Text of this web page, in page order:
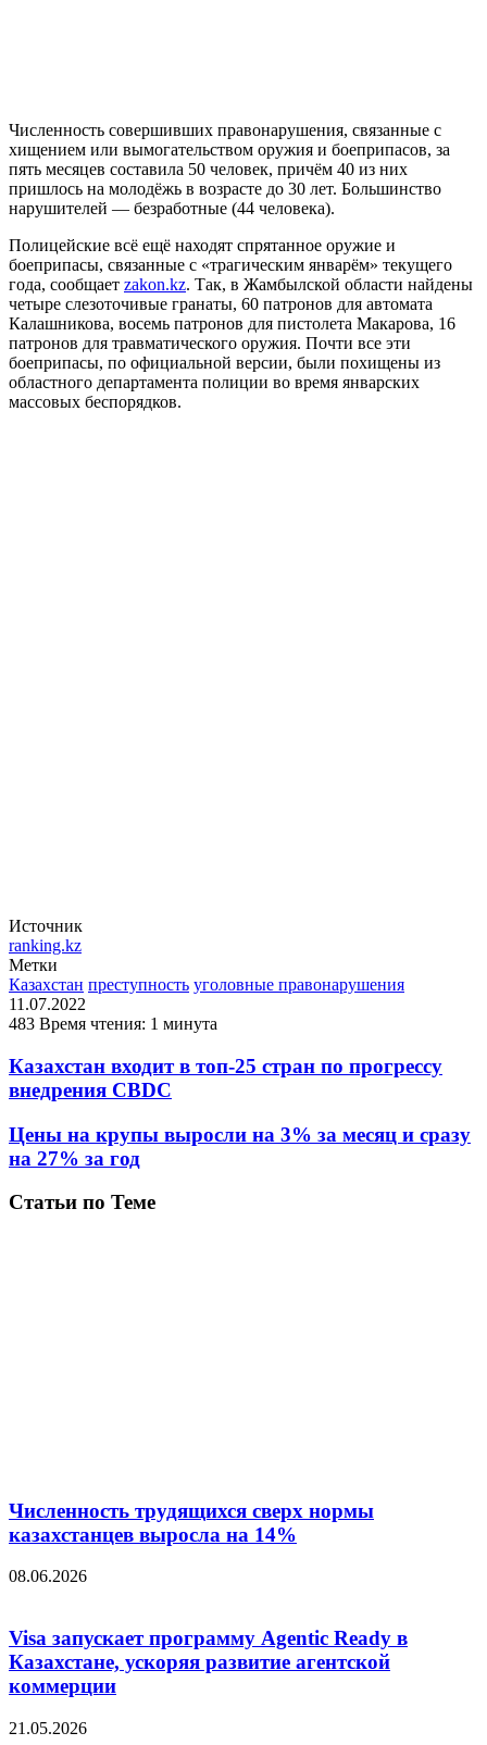
Численность совершивших правонарушения, связанные с
хищением или вымогательством оружия и боеприпасов, за
пять месяцев составила 50 человек, причём 40 из них
пришлось на молодёжь в возрасте до 30 лет. Большинство
нарушителей — безработные (44 человека).
Полицейские всё ещё находят спрятанное оружие и
боеприпасы, связанные с «трагическим январём» текущего
года, сообщает zakon.kz. Так, в Жамбылской области найдены
четыре слезоточивые гранаты, 60 патронов для автомата
Калашникова, восемь патронов для пистолета Макарова, 16
патронов для травматического оружия. Почти все эти
боеприпасы, по официальной версии, были похищены из
областного департамента полиции во время январских
массовых беспорядков.
Источник
ranking.kz
Метки
Казахстан преступность уголовные правонарушения
11.07.2022
483 Время чтения: 1 минута
Казахстан входит в топ-25 стран по прогрессу
внедрения CBDC
Цены на крупы выросли на 3% за месяц и сразу
на 27% за год
Статьи по Теме
Численность трудящихся сверх нормы
казахстанцев выросла на 14%
08.06.2026
Visa запускает программу Agentic Ready в
Казахстане, ускоряя развитие агентской
коммерции
21.05.2026